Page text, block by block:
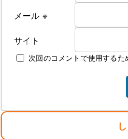
メール ※
サイト
次回のコメントで使用するた